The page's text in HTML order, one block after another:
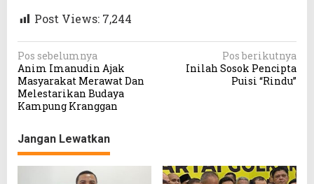
Post Views: 7,244
N
a
v
i
g
a
s
Pos sebelumnya
Anim Imanudin Ajak
Masyarakat Merawat Dan
Melestarikan Budaya
Kampung Kranggan
Pos berikutnya
Inilah Sosok Pencipta
Puisi “Rindu”
Jangan Lewatkan